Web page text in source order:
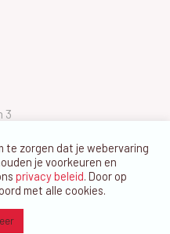
3
te zorgen dat je webervaring
je voorkeuren en
privacy beleid. Door op
met alle cookies.